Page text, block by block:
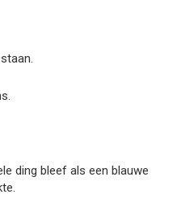
ding bleef als een blauwe